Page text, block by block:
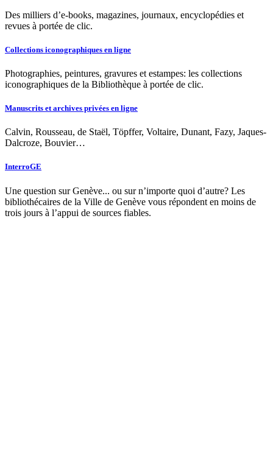
Des milliers d’e-books, magazines, journaux, encyclopédies et
revues à portée de clic.
Collections iconographiques en ligne
Photographies, peintures, gravures et estampes: les collections
iconographiques de la Bibliothèque à portée de clic.
Manuscrits et archives privées en ligne
Calvin, Rousseau, de Staël, Töpffer, Voltaire, Dunant, Fazy, Jaques-
Dalcroze, Bouvier…
InterroGE
Une question sur Genève... ou sur n’importe quoi d’autre? Les
bibliothécaires de la Ville de Genève vous répondent en moins de
trois jours à l’appui de sources fiables.